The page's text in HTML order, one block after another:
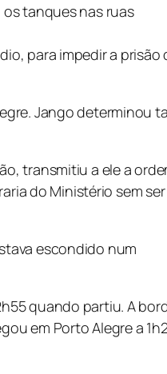
os tanques nas ruas
para impedir a prisão
Jango determinou
transmitiu a ele a
do Ministério sem
escondido num
quando partiu. A
em Porto Alegre a